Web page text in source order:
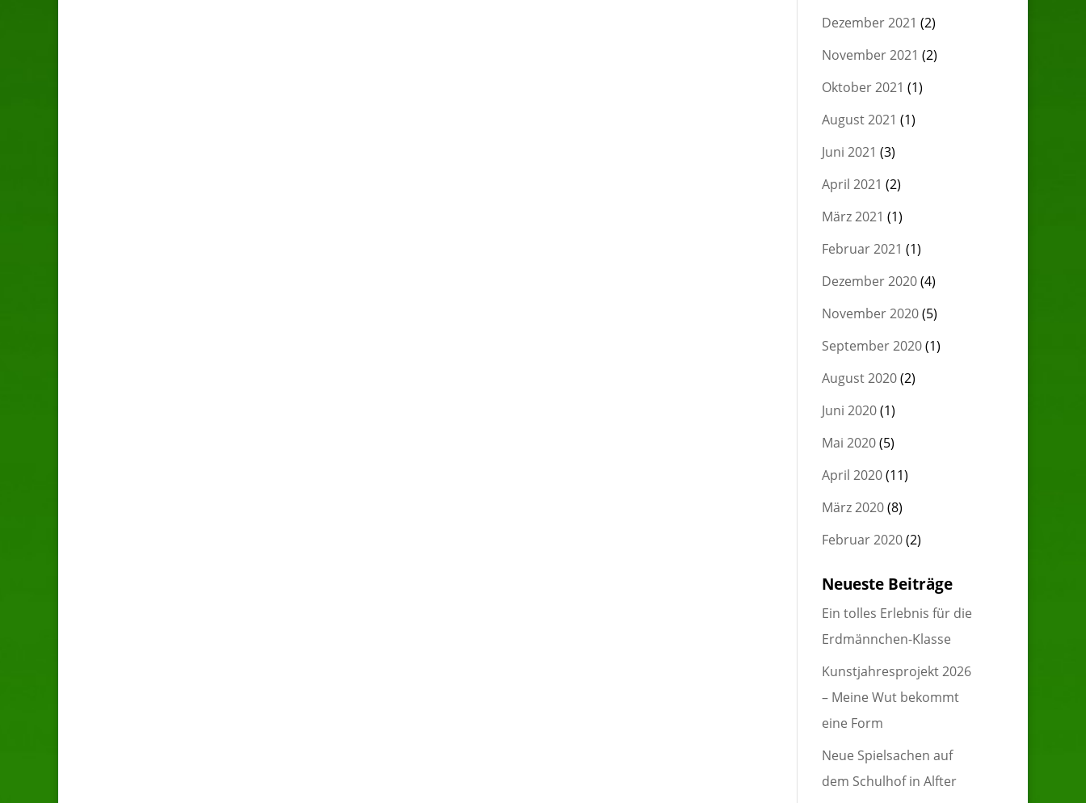
Dezember 2021 (2)
November 2021 (2)
Oktober 2021 (1)
August 2021 (1)
Juni 2021 (3)
April 2021 (2)
März 2021 (1)
Februar 2021 (1)
Dezember 2020(4)
November 2020(5)
September 2020(1)
August 2020(2)
Juni 2020(1)
Mai 2020(5)
April 2020(11)
März 2020(8)
Februar 2020(2)
Neueste Beiträge
Ein tolles Erlebnis für die
Erdmännchen-Klasse
Kunstjahresprojekt 2026
– Meine Wut bekommt
eine Form
Neue Spielsachen auf
dem Schulhof in Alfter